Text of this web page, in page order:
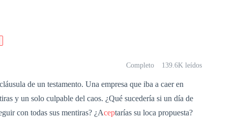
Alfa y el Beta de la Manada. **Tercera parte: Mi Alfa mi destino completa en la app
ella creyendo que será fácil dominarla. Herida de
Sin embargo, al mirarlo, no ve al hombre que amó,
cepta. Lo que nunca imaginó es que cada contacto con ella
y que cada noche que la posee, el deseo carnal se
Completo 139.6K leídos
de un testamento. Una empresa que iba a caer en
y un solo culpable del caos. ¿Qué sucedería si un día de
con todas sus mentiras? ¿Aceptarías su loca propuesta?